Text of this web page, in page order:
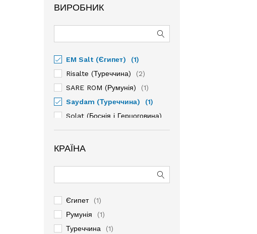
ВИРОБНИК
EM Salt (Єгипет) (1)
Risalte (Туреччина) (2)
SARE ROM (Румунія) (1)
Saydam (Туреччина) (1)
Solat (Боснія і Герцоговина)
Сленік (Румунія)
КРАЇНА
Єгипет (1)
Румунія (1)
Туреччина (1)